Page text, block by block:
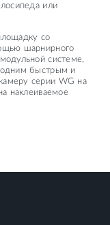
или
со
шарнирного
системе,
одним быстрым и
серии WG на
наклеиваемое